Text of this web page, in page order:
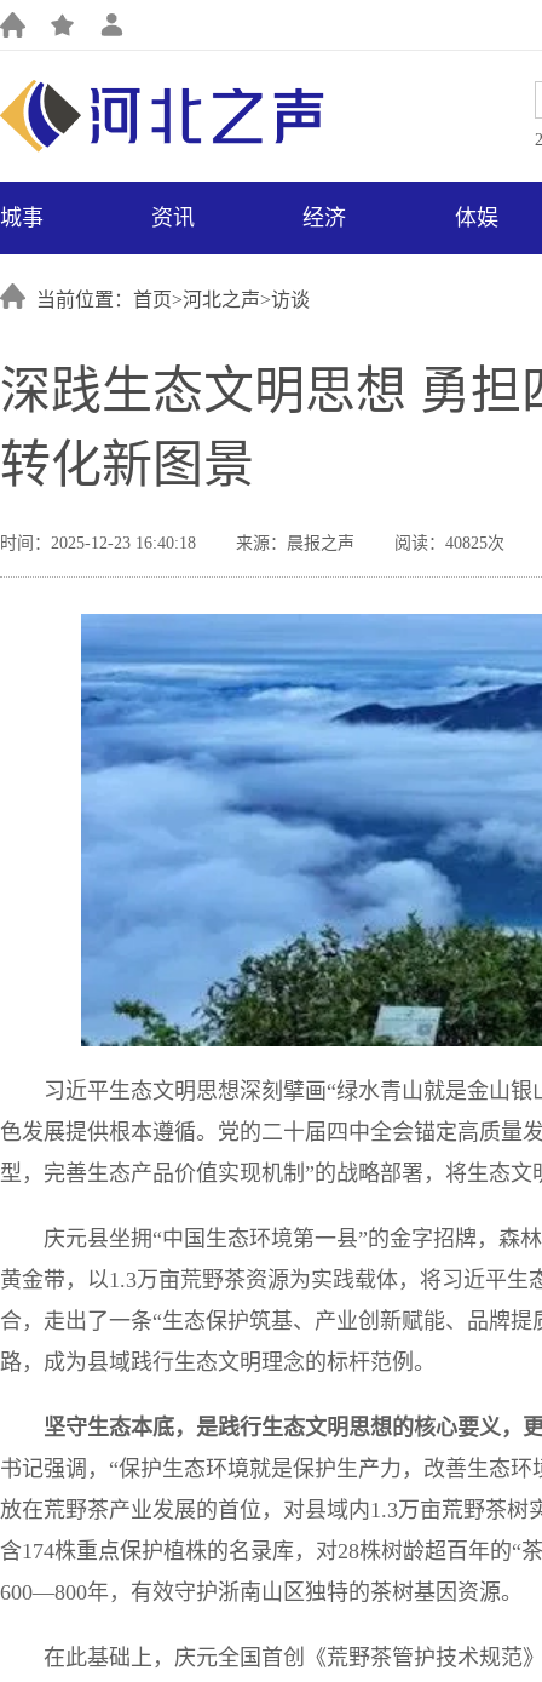
城事 资讯 经济 体娱
当前位置：首页>河北之声>访谈
深践生态文明思想 勇
转化新图景
时间：2025-12-23 16:40:18 来源：晨报之声 阅读：40825次
习近平生态文明思想深刻擘画“绿水青山就是金山
色发展提供根本遵循。党的二十届四中全会锚定高质量
型，完善生态产品价值实现机制”的战略部署，将生态文
庆元县坐拥“中国生态环境第一县”的金字招牌，森
黄金带，以1.3万亩荒野茶资源为实践载体，将习近平
合，走出了一条“生态保护筑基、产业创新赋能、品牌
路，成为县域践行生态文明理念的标杆范例。
坚守生态本底，是践行生态文明思想的核心要义，
书记强调，“保护生态环境就是保护生产力，改善生态
放在荒野茶产业发展的首位，对县域内1.3万亩荒野茶
含174株重点保护植株的名录库，对28株树龄超百年的“
600—800年，有效守护浙南山区独特的茶树基因资源。
在此基础上，庆元全国首创《荒野茶管护技术规范